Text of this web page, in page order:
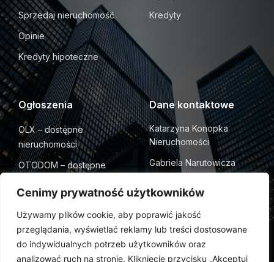
Cenimy prywatność użytkowników
Używamy plików cookie, aby poprawić jakość
przeglądania, wyświetlać reklamy lub treści dostosowane
do indywidualnych potrzeb użytkowników oraz
analizować ruch na stronie. Kliknięcie przycisku „Akceptuj
Sprzedaj nieruchomość
Opinie
Kredyty hipoteczne
Kredyty
Ogłoszenia
OLX – dostępne
nieruchomości
OTODOM – dostępne
Dane kontaktowe
Katarzyna Konopka
Nieruchomości
Gabriela Narutowicza
30/2 21-500 Biała
Podlaska
+48 606 149 518